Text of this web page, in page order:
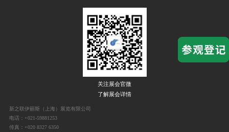
关注展会官微
了解展会详情
新之联伊丽斯（上海）展览有限公司
电话：+021-59881253
传真：+020 8327 6350